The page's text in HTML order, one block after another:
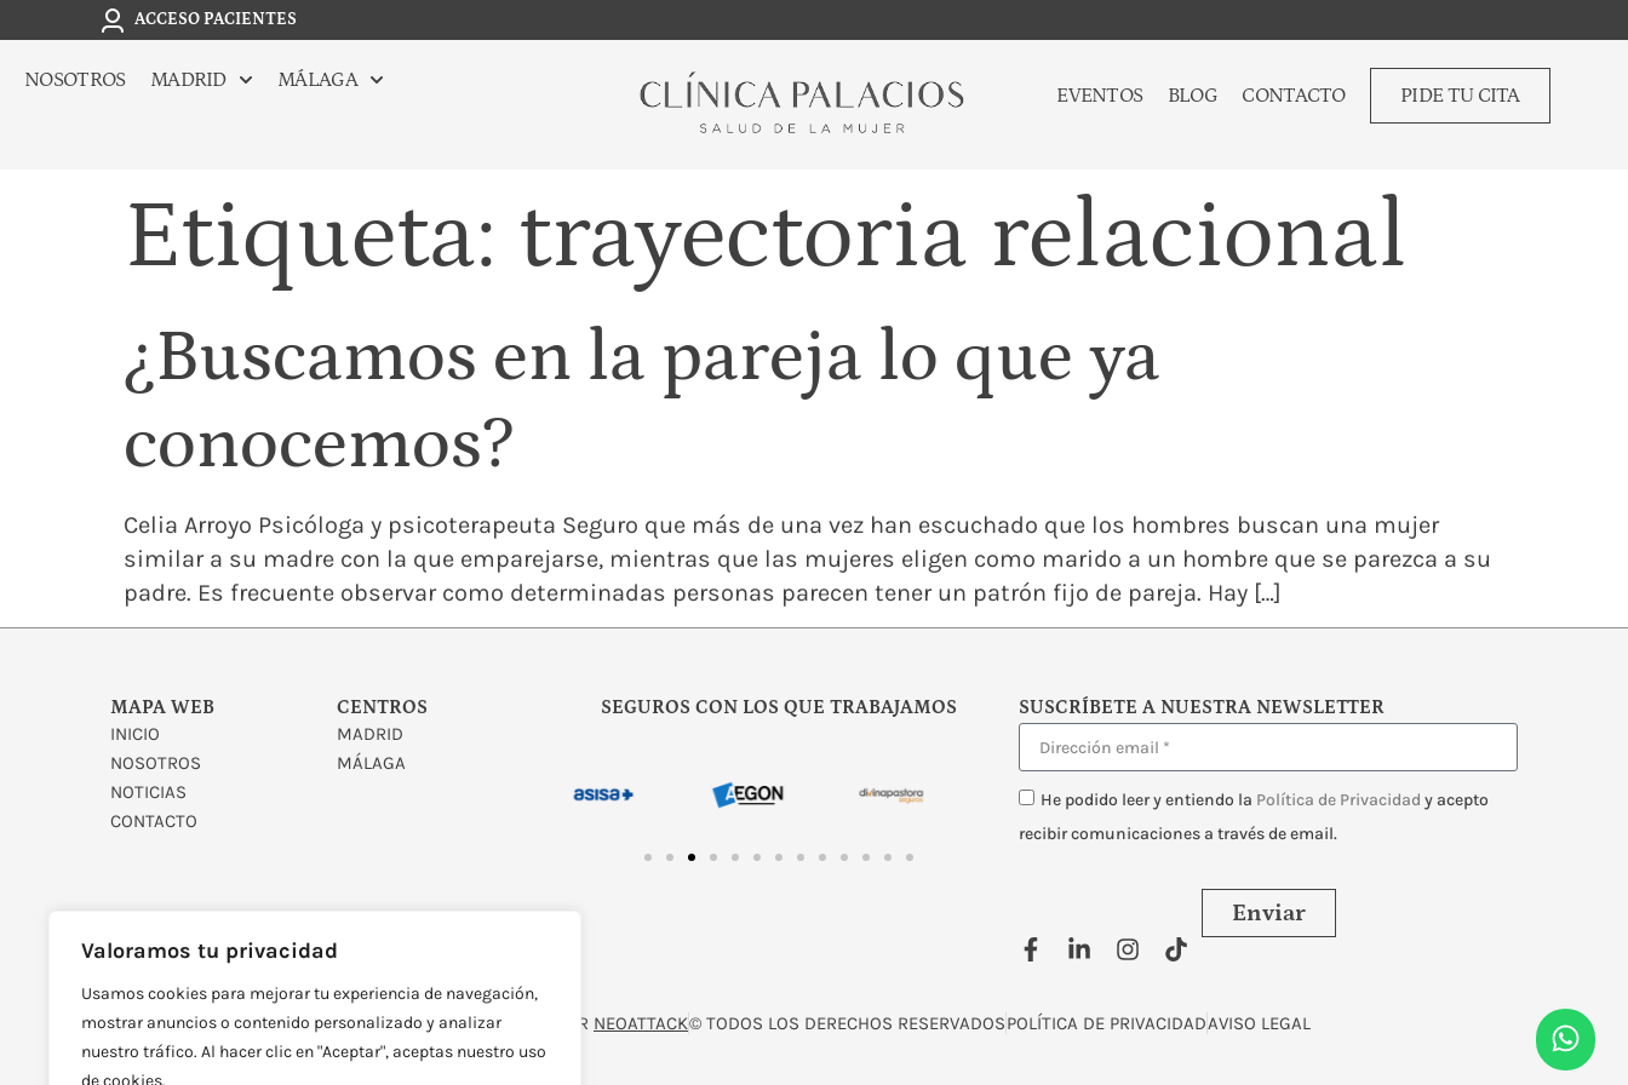
Valoramos tu privacidad
Usamos cookies para mejorar tu experiencia de navegación,
mostrar anuncios o contenido personalizado y analizar
nuestro tráfico. Al hacer clic en "Aceptar", aceptas nuestro uso
de cookies.
ACCESO PACIENTES
NOSOTROS MADRID MÁLAGA
EVENTOS BLOG CONTACTO PIDE TU CITA
Etiqueta: trayectoria relacional
¿Buscamos en la pareja lo que ya
conocemos?
Celia Arroyo Psicóloga y psicoterapeuta Seguro que más de una vez han escuchado que los hombres buscan una mujer
similar a su madre con la que emparejarse, mientras que las mujeres eligen como marido a un hombre que se parezca a su
padre. Es frecuente observar como determinadas personas parecen tener un patrón fijo de pareja. Hay […]
MAPA WEB
INICIO
NOSOTROS
NOTICIAS
CONTACTO
CENTROS
MADRID
MÁLAGA
SEGUROS CON LOS QUE TRABAJAMOS SUSCRÍBETE A NUESTRA NEWSLETTER
He podido leer y entiendo la Política de Privacidad y acepto
recibir comunicaciones a través de email.
Enviar
DISEÑADO Y DESARROLLADO POR NEOATTACK© TODOS LOS DERECHOS RESERVADOSPOLÍTICA DE PRIVACIDADAVISO LEGAL